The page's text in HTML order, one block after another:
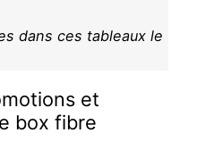
dans ces tableaux le
et
box fibre